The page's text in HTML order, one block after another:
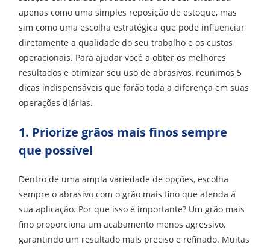
apenas como uma simples reposição de estoque, mas
sim como uma escolha estratégica que pode influenciar
diretamente a qualidade do seu trabalho e os custos
operacionais. Para ajudar você a obter os melhores
resultados e otimizar seu uso de abrasivos, reunimos 5
dicas indispensáveis que farão toda a diferença em suas
operações diárias.
1. Priorize grãos mais finos sempre
que possível
Dentro de uma ampla variedade de opções, escolha
sempre o abrasivo com o grão mais fino que atenda à
sua aplicação. Por que isso é importante? Um grão mais
fino proporciona um acabamento menos agressivo,
garantindo um resultado mais preciso e refinado. Muitas